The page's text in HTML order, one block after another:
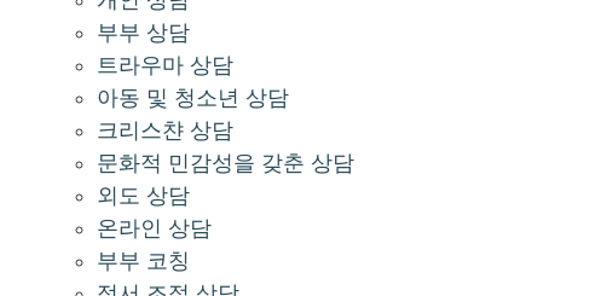
부부 상담
트라우마 상담
아동 및 청소년 상담
크리스챤 상담
문화적 민감성을 갖춘 상담
외도 상담
온라인 상담
부부 코칭